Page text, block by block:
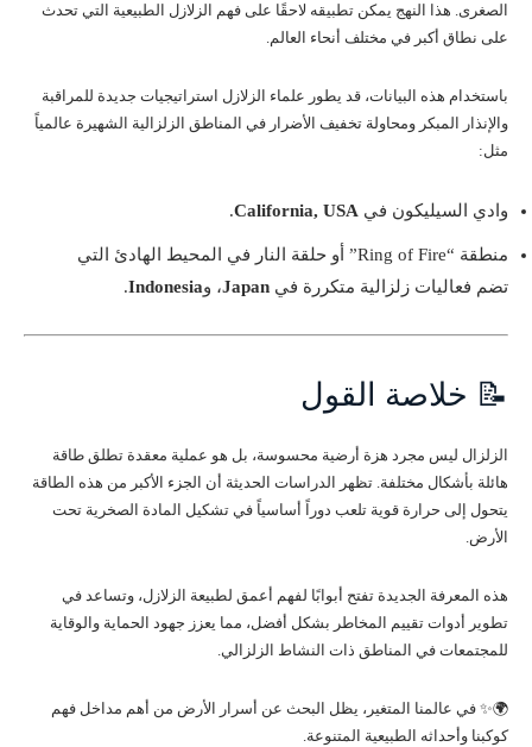
الصغرى. هذا النهج يمكن تطبيقه لاحقًا على فهم الزلازل الطبيعية التي تحدث
على نطاق أكبر في مختلف أنحاء العالم.
باستخدام هذه البيانات، قد يطور علماء الزلازل استراتيجيات جديدة للمراقبة
والإنذار المبكر ومحاولة تخفيف الأضرار في المناطق الزلزالية الشهيرة عالمياً
مثل:
وادي السيليكون في California, USA
.
منطقة “Ring of Fire” أو حلقة النار في المحيط الهادئ التي
تضم فعاليات زلزالية متكررة في Japan، وIndonesia
.
📝 خلاصة القول
الزلزال ليس مجرد هزة أرضية محسوسة، بل هو عملية معقدة تطلق طاقة
هائلة بأشكال مختلفة. تظهر الدراسات الحديثة أن الجزء الأكبر من هذه الطاقة
يتحول إلى حرارة قوية تلعب دوراً أساسياً في تشكيل المادة الصخرية تحت
الأرض.
هذه المعرفة الجديدة تفتح أبوابًا لفهم أعمق لطبيعة الزلازل، وتساعد في
تطوير أدوات تقييم المخاطر بشكل أفضل، مما يعزز جهود الحماية والوقاية
للمجتمعات في المناطق ذات النشاط الزلزالي.
🌍✨ في عالمنا المتغير، يظل البحث عن أسرار الأرض من أهم مداخل فهم
كوكبنا وأحداثه الطبيعية المتنوعة.